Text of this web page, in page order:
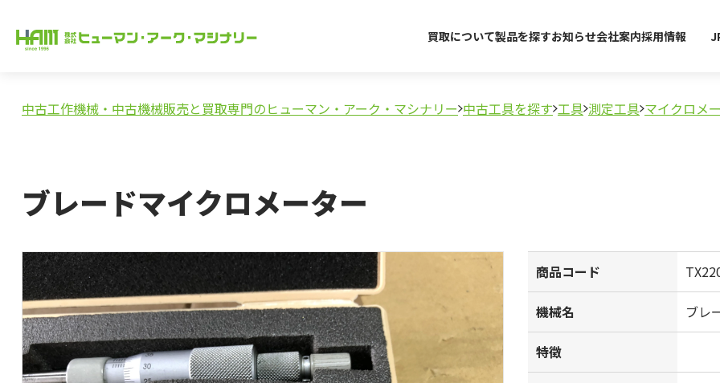
買取について製品を探すお知らせ会社案内採用情報
中古工作機械・中古機械販売と買取専門のヒューマン・アーク・マシナリー 中古工具を探す 工具 測定工具 マイクロメ
ブレードマイクロメーター
商品コード
機械名 ブレ
特徴